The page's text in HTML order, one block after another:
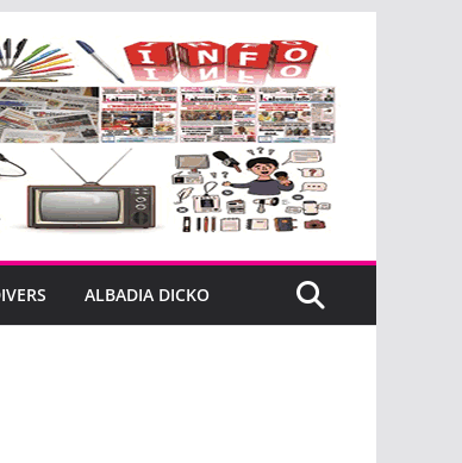
ALBADIA DICKO